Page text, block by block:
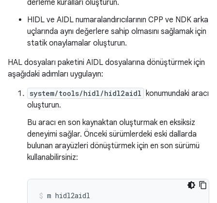
derleme kuralları oluşturun.
HIDL ve AIDL numaralandırıcılarının CPP ve NDK arka
uçlarında aynı değerlere sahip olmasını sağlamak için
statik onaylamalar oluşturun.
HAL dosyaları paketini AIDL dosyalarına dönüştürmek için
aşağıdaki adımları uygulayın:
system/tools/hidl/hidl2aidl konumundaki aracı
oluşturun.
Bu aracı en son kaynaktan oluşturmak en eksiksiz
deneyimi sağlar. Önceki sürümlerdeki eski dallarda
bulunan arayüzleri dönüştürmek için en son sürümü
kullanabilirsiniz:
m hidl2aidl